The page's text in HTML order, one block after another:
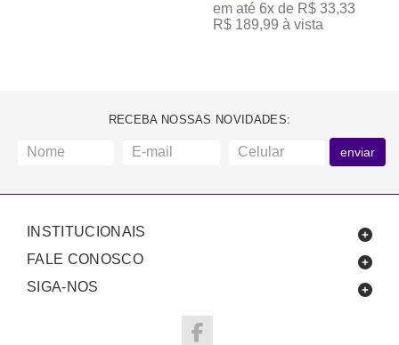
em até 6x de R$ 33,33
R$ 189,99 à vista
RECEBA NOSSAS NOVIDADES:
enviar
INSTITUCIONAIS
FALE CONOSCO
SIGA-NOS